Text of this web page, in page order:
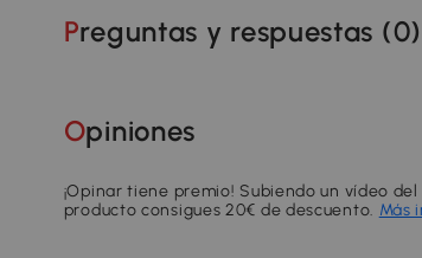
Preguntas y respuestas (0)
Opiniones
¡Opinar tiene premio! Subiendo un vídeo del
producto consigues 20€ de descuento. Más